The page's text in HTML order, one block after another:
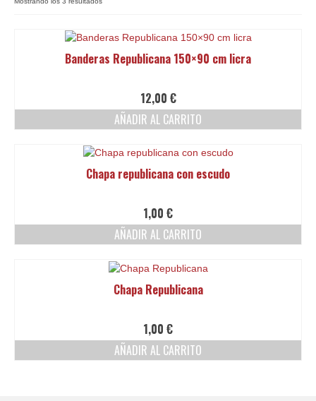
Banderas
últimos
Banderas Republicana 150×90 cm licra
12,00 €
AÑADIR AL CARRITO
Chapa republicana con escudo
1,00 €
AÑADIR AL CARRITO
Chapa Republicana
1,00 €
AÑADIR AL CARRITO